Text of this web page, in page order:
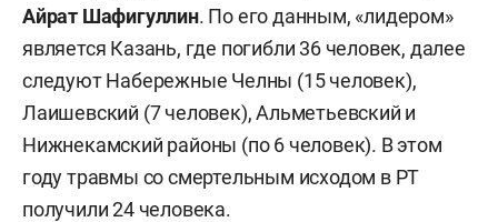
Айрат Шафигуллин. По его данным, «лидером»
является Казань, где погибли 36 человек, далее
следуют Набережные Челны (15 человек),
Лаишевский (7 человек), Альметьевский и
Нижнекамский районы (по 6 человек). В этом
году травмы со смертельным исходом в РТ
получили 24 человека.